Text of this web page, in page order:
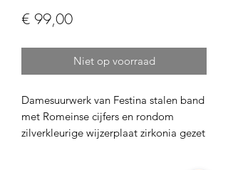
€ 99,00Prijs
Niet op voorraad
Damesuurwerk van Festina stalen band
met Romeinse cijfers en rondom
zilverkleurige wijzerplaat zirkonia gezet